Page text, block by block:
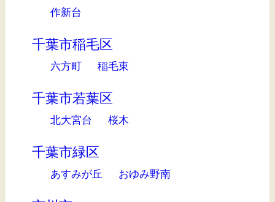
作新台
千葉市稲毛区
六方町 稲毛東
千葉市若葉区
北大宮台 桜木
千葉市緑区
あすみが丘 おゆみ野南